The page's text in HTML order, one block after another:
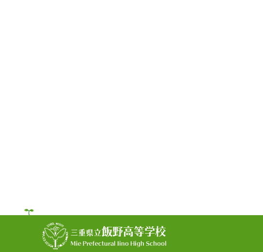
三重県立飯野高等学校
Mie Prefectural Iino High School